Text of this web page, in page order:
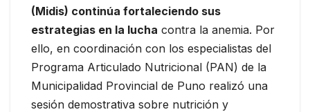
(Midis) continúa fortaleciendo sus
estrategias en la lucha contra la anemia. Por
ello, en coordinación con los especialistas del
Programa Articulado Nutricional (PAN) de la
Municipalidad Provincial de Puno realizó una
sesión demostrativa sobre nutrición y